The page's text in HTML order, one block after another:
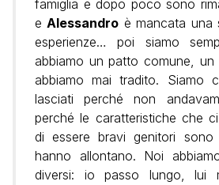
famiglia e dopo poco sono
eAlessandro è mancata una
esperienze… poi siamo
abbiamo un patto comune,
abbiamo mai tradito. Siamo
lasciati perché non
perché le caratteristiche che
di essere bravi genitori
hanno allontano. Noi
diversi: io passo lungo, lui